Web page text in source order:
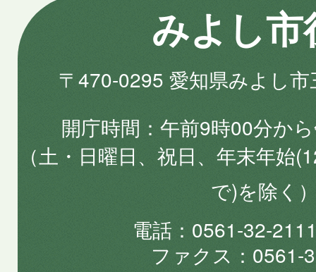
みよし市
〒470-0295 愛知県みよし
開庁時間
午前9時00分か
（土・日曜日、祝日、年末年始
で)を除く
電話
0561-32-
ファクス
0561-